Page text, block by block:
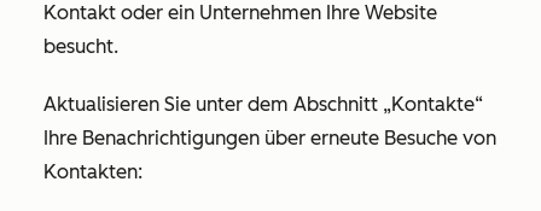
Kontakt oder ein Unternehmen Ihre Website
besucht.
Aktualisieren Sie unter dem Abschnitt „Kontakte“
Ihre Benachrichtigungen über erneute Besuche von
Kontakten: